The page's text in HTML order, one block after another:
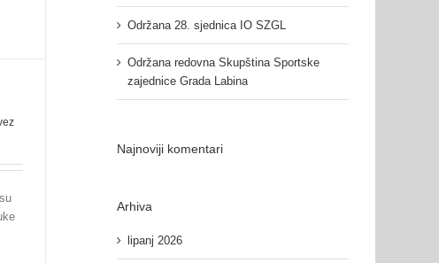
Održana 28. sjednica IO SZGL
Održana redovna Skupština Sportske
zajednice Grada Labina
Najnoviji komentari
Arhiva
lipanj 2026